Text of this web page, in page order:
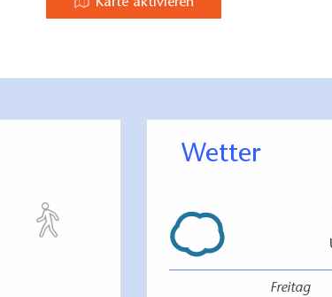
Wetter
Freitag